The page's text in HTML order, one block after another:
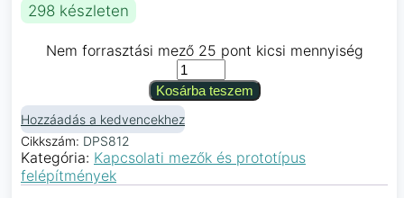
298 készleten
Nem forrasztási mező 25 pont kicsi mennyiség
Kosárba teszem
Hozzáadás a kedvencekhez
Cikkszám: DPS812
Kategória: Kapcsolati mezők és prototípus
felépítmények